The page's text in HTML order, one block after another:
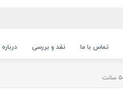
تماس با ما نقد و بررسی درباره